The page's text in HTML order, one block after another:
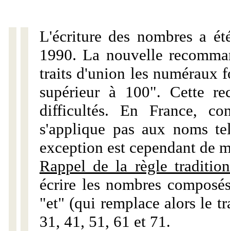
L'écriture des nombres a
1990. La nouvelle
traits d'union les numéraux
supérieur à 100". Cette
difficultés. En France,
s'applique pas aux noms
exception est cependant de
Rappel de la règle
écrire les nombres
"et" (qui remplace alors le
31, 41, 51, 61 et 71.